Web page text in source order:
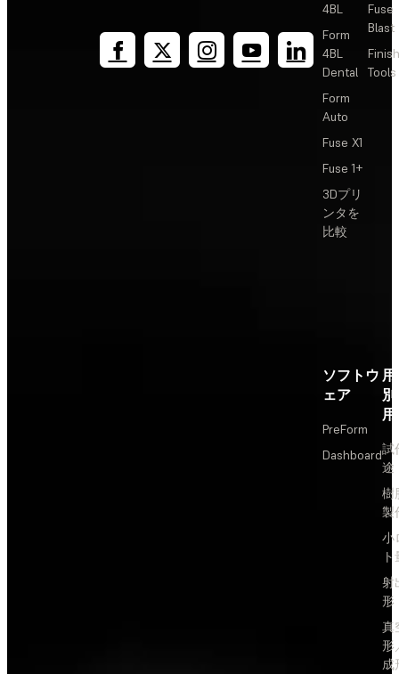
4BL
Form
4BL
Dental
Form
Auto
Fuse X1
Fuse 1+
3Dプリ
ンタを
比較
Fuse
Blast
Tools
ソフトウ
ェア
PreForm
Dashboard試
途
樹
製
小
射
形
真
形
成